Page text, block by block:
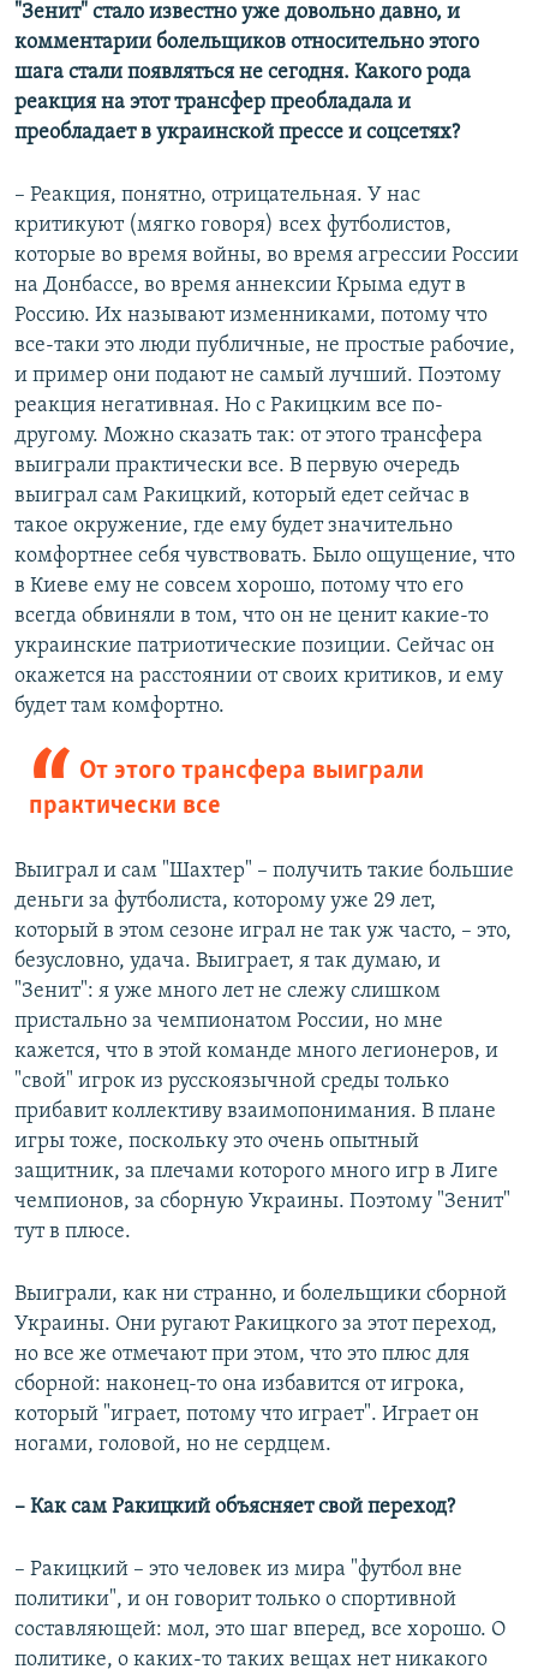
"Зенит" стало известно уже довольно давно, и
комментарии болельщиков относительно этого
шага стали появляться не сегодня. Какого рода
реакция на этот трансфер преобладала и
преобладает в украинской прессе и соцсетях?
– Реакция, понятно, отрицательная. У нас
критикуют (мягко говоря) всех футболистов,
которые во время войны, во время агрессии России
на Донбассе, во время аннексии Крыма едут в
Россию. Их называют изменниками, потому что
все-таки это люди публичные, не простые рабочие,
и пример они подают не самый лучший. Поэтому
реакция негативная. Но с Ракицким все по-
другому. Можно сказать так: от этого трансфера
выиграли практически все. В первую очередь
выиграл сам Ракицкий, который едет сейчас в
такое окружение, где ему будет значительно
комфортнее себя чувствовать. Было ощущение, что
в Киеве ему не совсем хорошо, потому что его
всегда обвиняли в том, что он не ценит какие-то
украинские патриотические позиции. Сейчас он
окажется на расстоянии от своих критиков, и ему
будет там комфортно.
От этого трансфера выиграли
практически все
Выиграл и сам "Шахтер" – получить такие большие
деньги за футболиста, которому уже 29 лет,
который в этом сезоне играл не так уж часто, – это,
безусловно, удача. Выиграет, я так думаю, и
"Зенит": я уже много лет не слежу слишком
пристально за чемпионатом России, но мне
кажется, что в этой команде много легионеров, и
"свой" игрок из русскоязычной среды только
прибавит коллективу взаимопонимания. В плане
игры тоже, поскольку это очень опытный
защитник, за плечами которого много игр в Лиге
чемпионов, за сборную Украины. Поэтому "Зенит"
тут в плюсе.
Выиграли, как ни странно, и болельщики сборной
Украины. Они ругают Ракицкого за этот переход,
но все же отмечают при этом, что это плюс для
сборной: наконец-то она избавится от игрока,
который "играет, потому что играет". Играет он
ногами, головой, но не сердцем.
– Как сам Ракицкий объясняет свой переход?
– Ракицкий – это человек из мира "футбол вне
политики", и он говорит только о спортивной
составляющей: мол, это шаг вперед, все хорошо. О
политике, о каких-то таких вещах нет никакого